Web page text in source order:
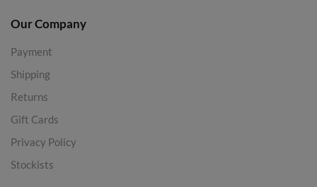
Our Company
Payment
Shipping
Returns
Gift Cards
Privacy Policy
Stockists